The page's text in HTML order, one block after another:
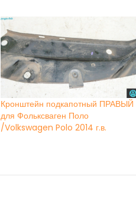
Кронштейн подкапотный ПРАВЫЙ
для Фольксваген Поло
/Volkswagen Polo 2014 г.в.